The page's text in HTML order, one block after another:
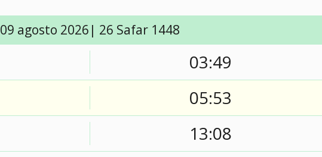
09 agosto 2026| 26 Safar 1448
03:49
05:53
13:08